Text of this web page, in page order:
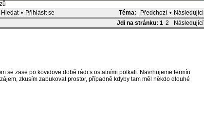
Téma:
Předchozí • Následující
Hledat • Přihlásit se
Jdi na stránku: 1 2 Následující
se zase po kovidove době rádi s ostatními potkali. Navrhujeme termín
zkusím zabukovat prostor, případně kdyby tam měl někdo dlouhé